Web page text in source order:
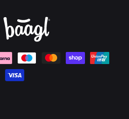
Platební metody